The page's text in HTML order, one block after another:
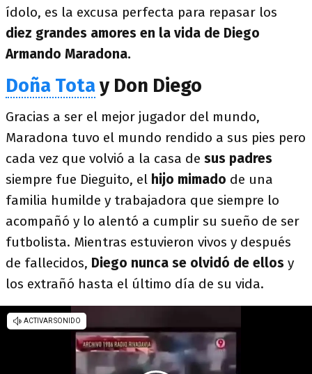
ídolo, es la excusa perfecta para repasar los
diez grandes amores en la vida de Diego
Armando Maradona.
Doña Totay Don Diego
Gracias a ser el mejor jugador del mundo,
Maradona tuvo el mundo rendido a sus pies pero
cada vez que volvió a la casa de sus padres
siempre fue Dieguito, el hijo mimado de una
familia humilde y trabajadora que siempre lo
acompañó y lo alentó a cumplir su sueño de ser
futbolista. Mientras estuvieron vivos y después
de fallecidos, Diego nunca se olvidó de ellos y
los extrañó hasta el último día de su vida.